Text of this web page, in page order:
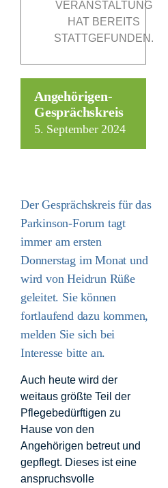
Förderer
VERANSTALTUNG
HAT BEREITS
STATTGEFUNDEN.
Angehörigen-
Gesprächskreis
5. September 2024
Der Gesprächskreis für das
Parkinson-Forum tagt
immer am ersten
Donnerstag im Monat und
wird von Heidrun Rüße
geleitet. Sie können
fortlaufend dazu kommen,
melden Sie sich bei
Interesse bitte an.
Auch heute wird der
weitaus größte Teil der
Pflegebedürftigen zu
Hause von den
Angehörigen betreut und
gepflegt. Dieses ist eine
anspruchsvolle